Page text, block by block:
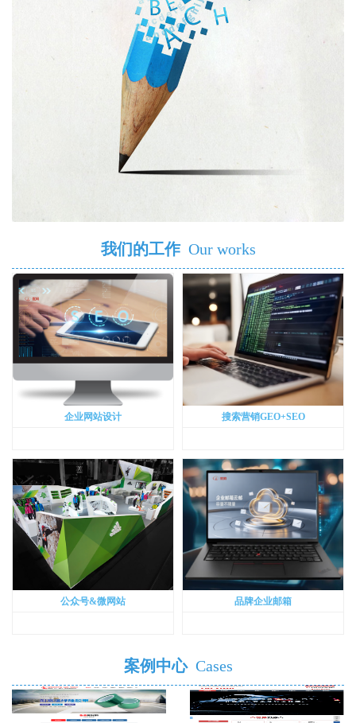
我们的工作 Our works
企业网站设计 搜索营销GEO+SEO
公众号&微网站 品牌企业邮箱
案例中心 Cases